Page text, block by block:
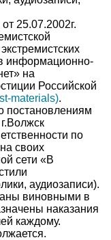
25.07.2002г.
информационно-
на
Российской
materials).
постановлениям
по
своих
сети «В
аудиозаписи).
виновными в
наказания
каждому.